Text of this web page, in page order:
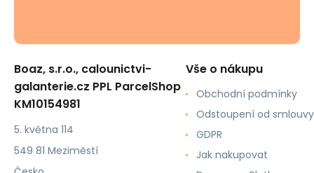
Boaz, s.r.o., calounictvi-
galanterie.cz PPL ParcelShop
KM10154981
5. května 114
549 81 Meziměstí
Vše o nákupu
Obchodní podmínky
Odstoupení od smlouvy
GDPR
Jak nakupovat